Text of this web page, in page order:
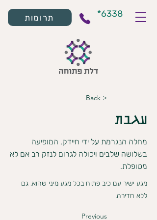
*6338 תרומות
< Back
עגבת
מחלה הנגרמת על ידי חיידק, המופיעה
בשלושה שלבים ויכולה לגרום לנזק רב אם לא
מטופלת.
מגע ישיר עם כיב פתוח בכל מגע מיני שהוא, גם
ללא חדירה.
Previous